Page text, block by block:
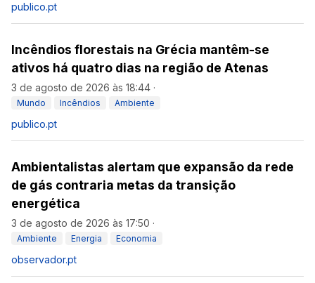
publico.pt
Incêndios florestais na Grécia mantêm-se
ativos há quatro dias na região de Atenas
3 de agosto de 2026 às 18:44 ·
Mundo Incêndios Ambiente
publico.pt
Ambientalistas alertam que expansão da rede
de gás contraria metas da transição
energética
3 de agosto de 2026 às 17:50 ·
Ambiente Energia Economia
observador.pt